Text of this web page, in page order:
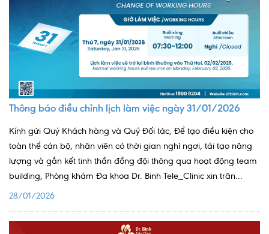
Thông báo điều chỉnh lịch làm việc ngày 31/01/2026
Kính gửi Quý Khách hàng và Quý Đối tác, Để tạo điều kiện cho
toàn thể cán bộ, nhân viên có thời gian nghỉ ngơi, tái tạo năng
lượng và gắn kết tinh thần đồng đội thông qua hoạt động team
building, Phòng khám Đa khoa Dr. Binh Tele_Clinic xin trân...
28/01/2026